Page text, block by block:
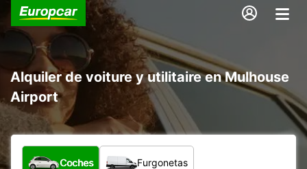
Alquiler de voiture y utilitaire en Mulhouse
Airport
¿Qué tipo de vehículo?
Coches Furgonetas